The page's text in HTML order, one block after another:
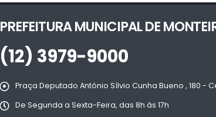
PREFEITURA MUNICIPAL DE
(12) 3979-9000
Praça Deputado Antônio Sílvio Cunha Bueno , 180 -
De Segunda a Sexta-Feira, das 8h às 17h